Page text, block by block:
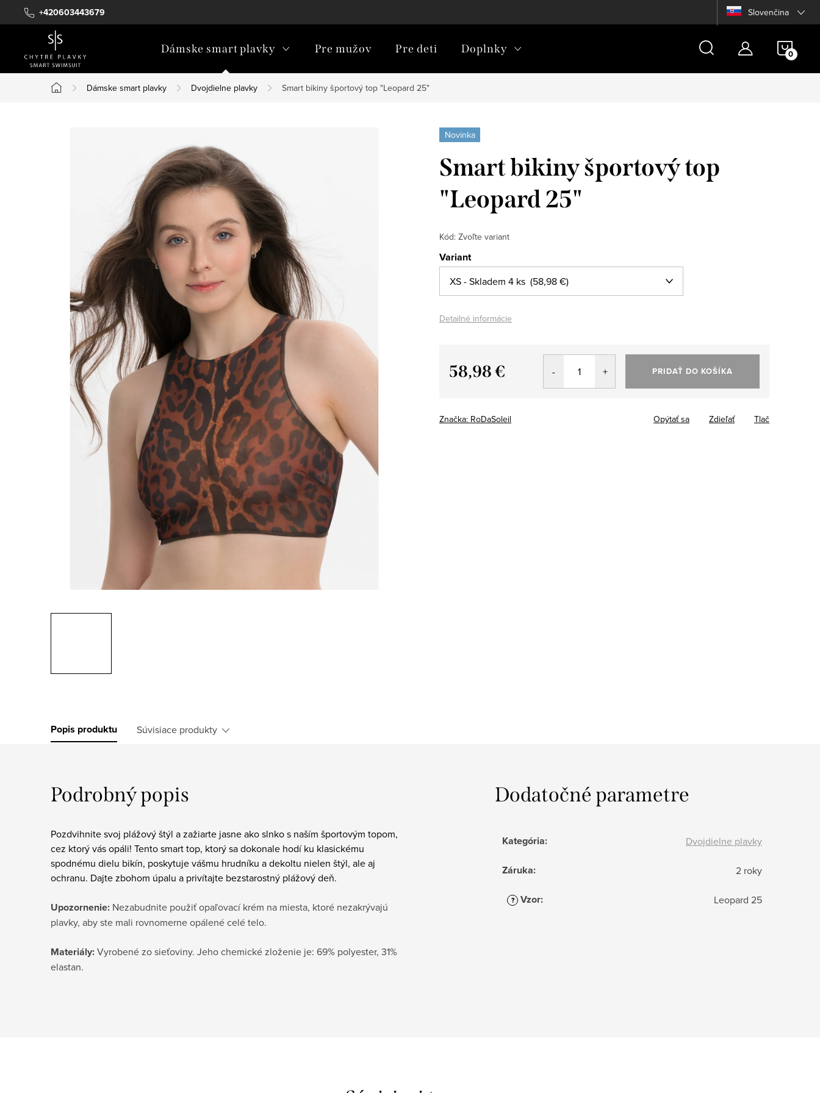
na
+420603443679 Slovenčina
Dámske smart plavky Pre mužov Pre deti Doplnky
Domov
Dámske smart plavky Dvojdielne plavky Smart bikiny športový top "Leopard 25"
Novinka
Smart bikiny športový top
"Leopard 25"
Kód: Zvoľte variant
Variant
Detailné informácie
58,98 € PRIDAŤ DO KOŠÍKA
Značka: RoDaSoleil Tlač
Opýtať sa Zdieľať
Popis produktu Súvisiace produkty
Podrobný popis
Pozdvihnite svoj plážový štýl a zažiarte jasne ako slnko s naším športovým topom,
cez ktorý vás opáli! Tento smart top, ktorý sa dokonale hodí ku klasickému
spodnému dielu bikín, poskytuje vášmu hrudníku a dekoltu nielen štýl, ale aj
ochranu. Dajte zbohom úpalu a privítajte bezstarostný plážový deň.
Upozornenie: Nezabudnite použiť opaľovací krém na miesta, ktoré nezakrývajú
plavky, aby ste mali rovnomerne opálené celé telo.
Materiály:Vyrobené zo sieťoviny. Jeho chemické zloženie je: 69% polyester, 31%
elastan.
Dodatočné parametre
Kategória: Dvojdielne plavky
Záruka: 2 roky
? Vzor: Leopard 25